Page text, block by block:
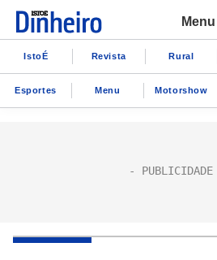
Menu
IstoÉ Revista Rural
Esportes Menu Motorshow